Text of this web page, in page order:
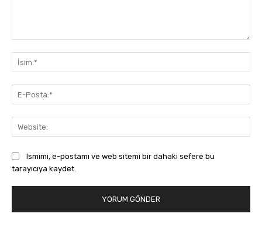
Ismimi, e-postamı ve web sitemi bir dahaki sefere bu
tarayıcıya kaydet.